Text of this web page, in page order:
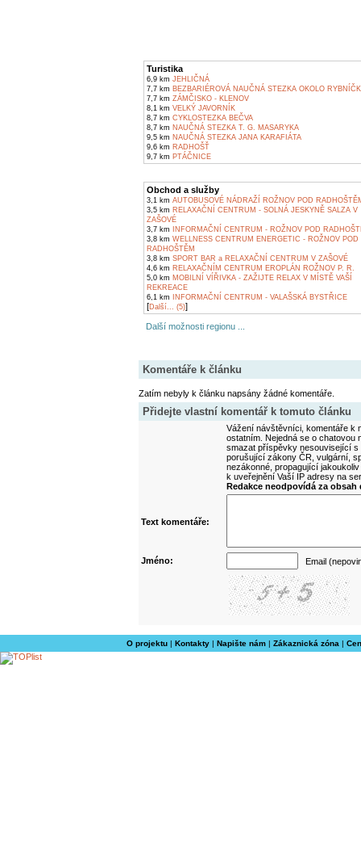
Turistika
6,9 km JEHLIČNÁ
7,7 km BEZBARIÉROVÁ NAUČNÁ STEZKA OKOLO
7,7 km ZÁMČISKO - KLENOV
8,1 km VELKÝ JAVORNÍK
8,7 km CYKLOSTEZKA BEČVA
8,7 km NAUČNÁ STEZKA T. G. MASARYKA
9,5 km NAUČNÁ STEZKA JANA KARAFIÁTA
9,6 km RADHOŠŤ
9,7 km PTÁČNICE
Obchod a služby
3,1 km AUTOBUSOVÉ NÁDRAŽÍ ROŽNOV POD
3,5 km RELAXAČNÍ CENTRUM - SOLNÁ JESKYNĚ SALZA V
ZAŠOVÉ
3,7 km INFORMAČNÍ CENTRUM - ROŽNOV POD
3,8 km WELLNESS CENTRUM ENERGETIC - ROŽNOV POD
RADHOŠTĚM
3,8 km SPORT BAR a RELAXAČNÍ CENTRUM V ZAŠOVÉ
4,6 km RELAXAČNÍM CENTRUM EROPLÁN ROŽNOV P. R.
5,0 km MOBILNÍ VÍŘIVKA - ZAŽIJTE RELAX V MÍSTĚ VAŠÍ
REKREACE
6,1 km INFORMAČNÍ CENTRUM - VALAŠSKÁ BYSTŘICE
[Další... (5)]
Další možnosti regionu ...
Komentáře k článku
Zatím nebyly k článku napsány žádné komentáře.
Přidejte vlastní komentář k tomuto článku
Vážení návštěvníci, komentáře k
ostatním. Nejedná se o
smazat příspěvky nesouvisející
porušující zákony ČR, vulgární,
nezákonné, propagující
k uveřejnění Vaší IP adresy na
Redakce neodpovídá za
Text komentáře:
Jméno: Email
O projektu| Kontakty| Napište nám| Zákaznická zóna |